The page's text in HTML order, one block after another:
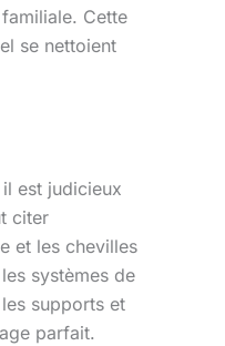
Cette
se nettoient
est judicieux
citer
et les chevilles
systèmes de
supports et
parfait.